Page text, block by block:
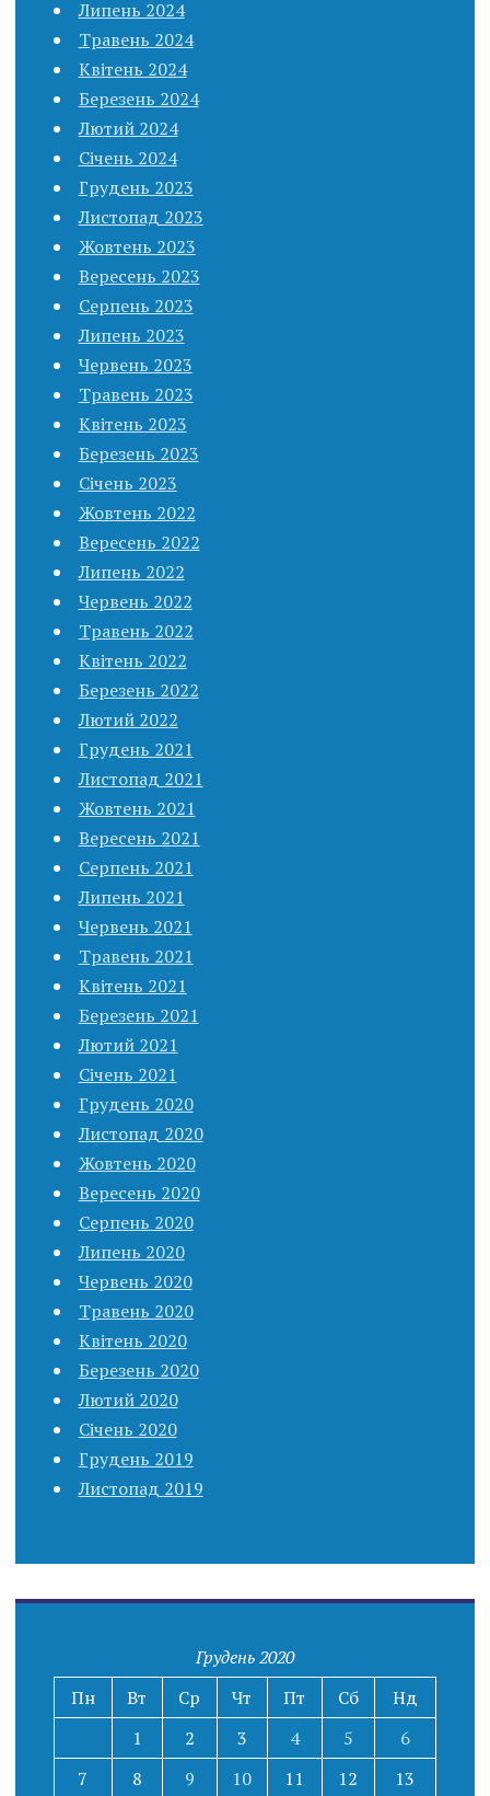
Липень 2024
Травень 2024
Квітень 2024
Березень 2024
Лютий 2024
Січень 2024
Грудень 2023
Листопад 2023
Жовтень 2023
Вересень 2023
Серпень 2023
Липень 2023
Червень 2023
Травень 2023
Квітень 2023
Березень 2023
Січень 2023
Жовтень 2022
Вересень 2022
Липень 2022
Червень 2022
Травень 2022
Квітень 2022
Березень 2022
Лютий 2022
Грудень 2021
Листопад 2021
Жовтень 2021
Вересень 2021
Серпень 2021
Липень 2021
Червень 2021
Травень 2021
Квітень 2021
Березень 2021
Лютий 2021
Січень 2021
Грудень 2020
Листопад 2020
Жовтень 2020
Вересень 2020
Серпень 2020
Липень 2020
Червень 2020
Травень 2020
Квітень 2020
Березень 2020
Лютий 2020
Січень 2020
Грудень 2019
Листопад 2019
Грудень 2020
Пн
Вт Ср Чт Пт Сб
Нд
1
2 3 4 5
6
7
8 9 10 11 12 13